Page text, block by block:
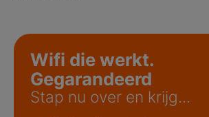
Wifi die werkt.
Gegarandeerd
Stap nu over en krijg...